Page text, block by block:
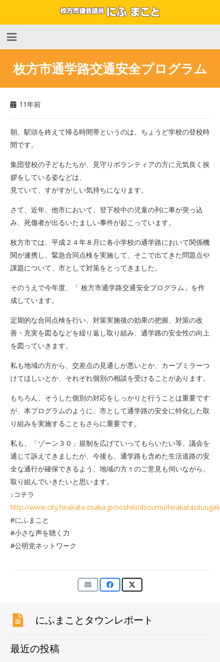
枚方市通学路交通安全プログラム
11年前
朝、駅頭を終えて帰る時間帯というのは、ちょうど学校の登校時
間です。
集団登校の子どもたちが、見守りボランティアの方に元気良く挨
拶をしている姿などは、
見ていて、すがすがしい気持ちになります。
さて、近年、他市において、登下校中の児童の列に車が突っ込
み、死傷者が出るいたましい事件が起こっています。
枚方市では、平成２４年８月に各小学校の通学路において関係機
関が連携し、緊急合同点検を実施して、そこで出てきた問題点や
課題について、市として対策をとってきました。
そのうえで今年度、「 枚方市通学路交通安全プログラム」を作
成しています。
定期的な合同点検を行い、対策実施後の効果の把握、対策の改
善・充実を図るなどを繰り返し取り組み、通学路の安全性の向上
を図っていきます。
私も地域の方から、交差点の見通しが悪いとか、カーブミラーつ
けてほしいとか、それぞれ個別の相談を受けることがあります。
もちろん、そうした個別の対応をしっかりと行うことは重要です
が、本プログラムのように、市として通学路の安全に特化した取
り組みを実施することもさらに重要です。
私も、「ゾーン３０」規制を広げていってもらいたい等、議会を
通じて訴えてきましたが、今後も、通学路も含めた生活道路の安
全な通行が確保できるよう、地域の方々のご意見も伺いながら、
取り組んでいきたいと思います。
↓コチラ
http://www.city.hirakata.osaka.jp/soshiki/dsoumu/
#にふまこと
#小さな声を聴く力
#公明党ネットワーク
にふまことタウンレポート
最近の投稿